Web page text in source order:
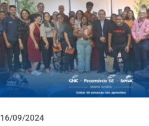
16/09/2024